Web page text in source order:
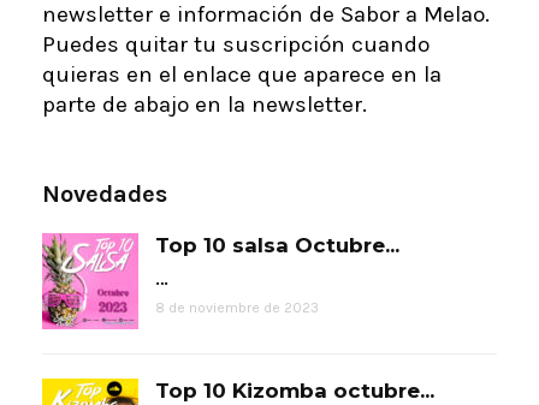
newsletter e información de Sabor a Melao.
Puedes quitar tu suscripción cuando
quieras en el enlace que aparece en la
parte de abajo en la newsletter.
Novedades
Top 10 salsa Octubre...
…
8 de noviembre de 2023
Top 10 Kizomba octubre...